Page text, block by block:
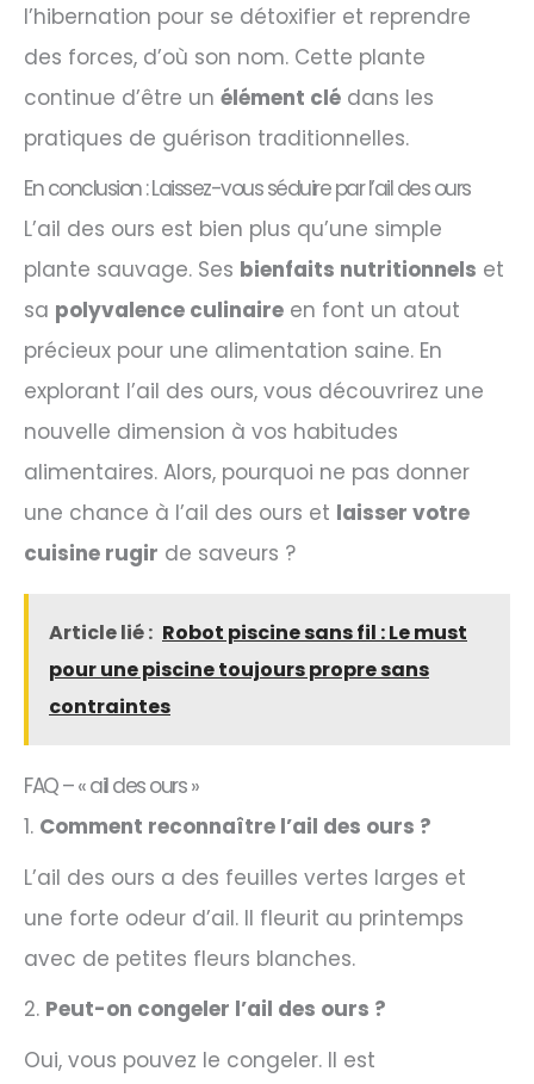
l’hibernation pour se détoxifier et reprendre
des forces, d’où son nom. Cette plante
continue d’être un élément clé dans les
pratiques de guérison traditionnelles.
En conclusion : Laissez-vous séduire par l’ail des ours
L’ail des ours est bien plus qu’une simple
plante sauvage. Ses bienfaits nutritionnels et
sa polyvalence culinaire en font un atout
précieux pour une alimentation saine. En
explorant l’ail des ours, vous découvrirez une
nouvelle dimension à vos habitudes
alimentaires. Alors, pourquoi ne pas donner
une chance à l’ail des ours et laisser votre
cuisine rugir de saveurs ?
Article lié : Robot piscine sans fil : Le must
pour une piscine toujours propre sans
contraintes
FAQ – « ail des ours »
1. Comment reconnaître l’ail des ours ?
L’ail des ours a des feuilles vertes larges et
une forte odeur d’ail. Il fleurit au printemps
avec de petites fleurs blanches.
2. Peut-on congeler l’ail des ours ?
Oui, vous pouvez le congeler. Il est